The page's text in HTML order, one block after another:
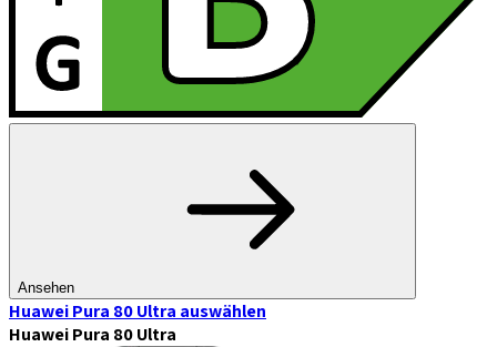
Ansehen
Huawei Pura 80 Ultra auswählen
Huawei Pura 80 Ultra